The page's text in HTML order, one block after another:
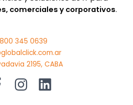
comerciales y corporativos.
345 0639
2195, CABA